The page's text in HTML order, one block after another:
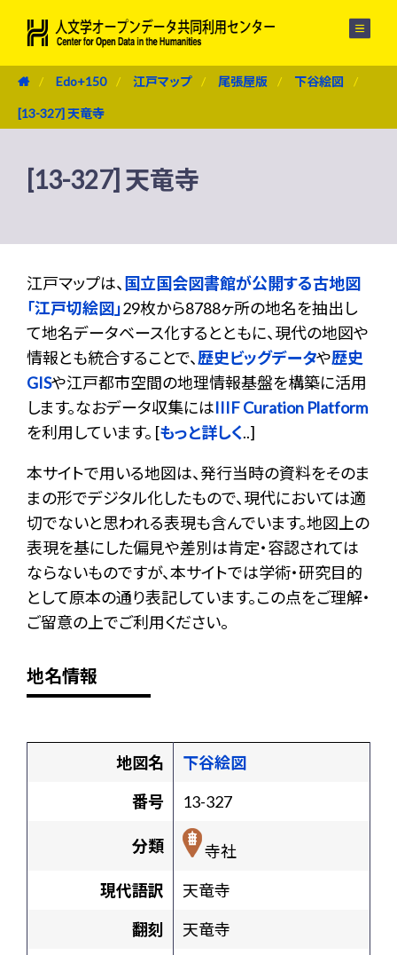
Edo+150 江戸マップ 尾張屋版 下谷絵図
[13-327] 天竜寺
[13-327] 天竜寺
江戸マップは、 国立国会図書館が公開する古地図
「江戸切絵図」29枚から8788ヶ所の地名を抽出し
て地名データベース化するとともに、現代の地図や
情報とも統合することで、歴史ビッグデータや歴史
GISや江戸都市空間の地理情報基盤を構築に活用
します。なおデータ収集にはIIIF Curation Platform
を利用しています。 [もっと詳しく..]
本サイトで用いる地図は、発行当時の資料をそのま
まの形でデジタル化したもので、現代においては適
切でないと思われる表現も含んでいます。地図上の
表現を基にした偏見や差別は肯定・容認されては
ならないものですが、本サイトでは学術・研究目的
として原本の通り表記しています。この点をご理解・
ご留意の上でご利用ください。
地名情報
地図名
下谷絵図
番号
13-327
分類
寺社
現代語訳
天竜寺
翻刻
天竜寺